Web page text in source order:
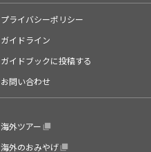
プライバシーポリシー
ガイドライン
ガイドブックに投稿する
お問い合わせ
海外ツアー
海外のおみやげ